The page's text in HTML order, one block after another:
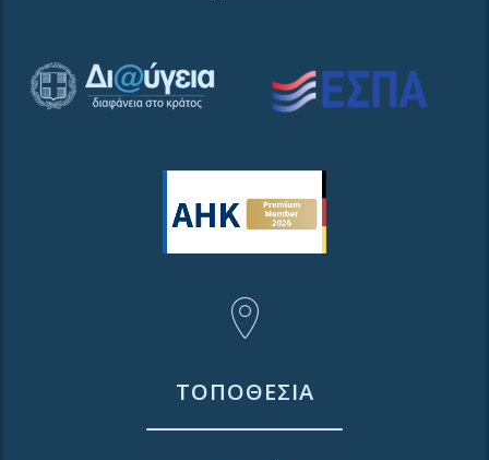
ΤΟΠΟΘΕΣΙΑ